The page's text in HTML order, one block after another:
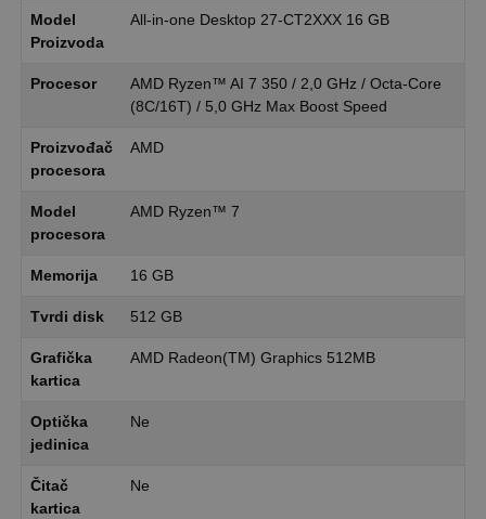
Model
Proizvoda
All-in-one Desktop 27-CT2XXX 16 GB
Procesor
AMD Ryzen™ AI 7 350 / 2,0 GHz / Octa-Core
(8C/16T) / 5,0 GHz Max Boost Speed
Proizvođač
procesora
AMD
Model
procesora
AMD Ryzen™ 7
Memorija 16 GB
Tvrdi disk 512 GB
Grafička
kartica
AMD Radeon(TM) Graphics 512MB
Optička
jedinica
Ne
Čitač
kartica
Ne